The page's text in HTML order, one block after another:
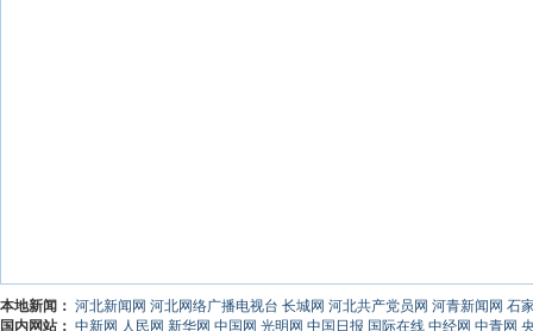
本地新闻： 河北新闻网 河北网络广播电视台 长城网 河北共产党员网 河青新闻网 石
国内网站： 中新网 人民网 新华网 中国网 光明网 中国日报 国际在线 中经网 中青网